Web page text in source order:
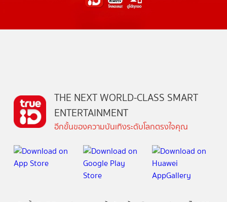
THE NEXT WORLD-CLASS SMART
ENTERTAINMENT
อีกขั้นของความบันเทิงระดับโลกตรงใจคุณ